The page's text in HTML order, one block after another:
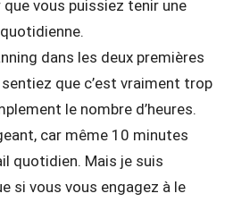
vous puissiez tenir une
dans les deux premières
que c’est vraiment trop
le nombre d’heures.
car même 10 minutes
quotidien. Mais je suis
si vous vous engagez à le